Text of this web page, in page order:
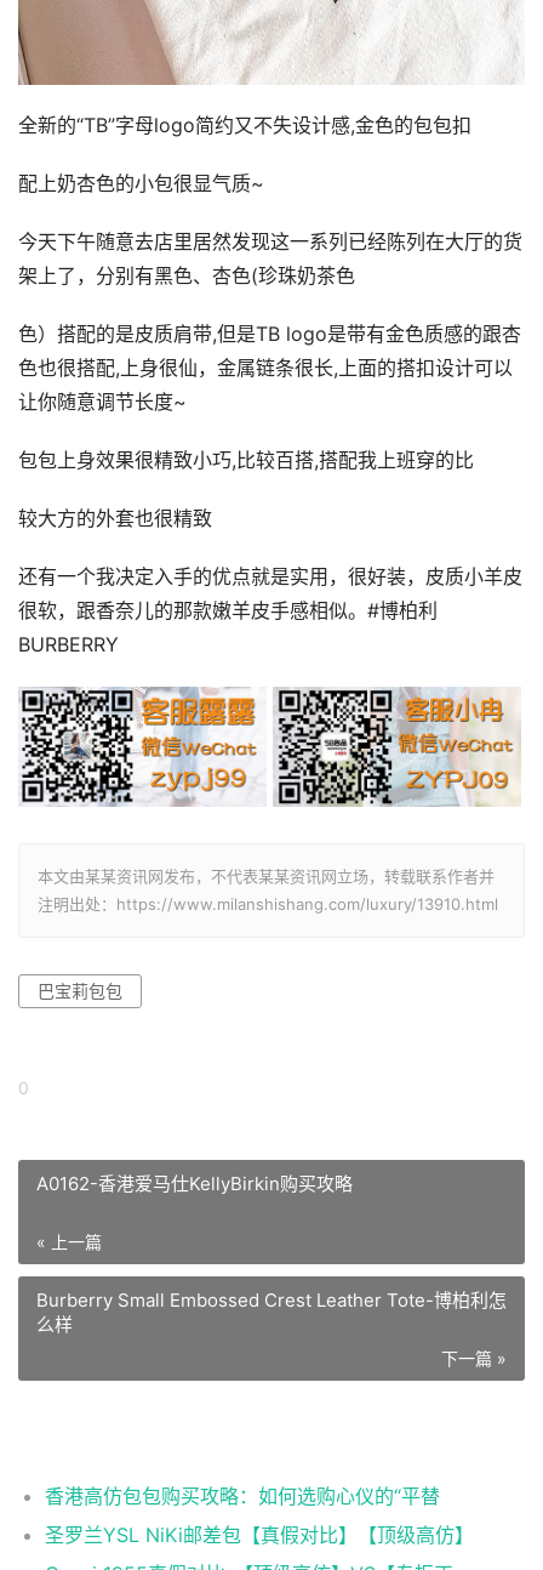
全新的“TB”字母logo简约又不失设计感,金色的包包扣
配上奶杏色的小包很显气质~
今天下午随意去店里居然发现这一系列已经陈列在大厅的货
架上了，分别有黑色、杏色(珍珠奶茶色
色）搭配的是皮质肩带,但是TB logo是带有金色质感的跟杏
色也很搭配,上身很仙，金属链条很长,上面的搭扣设计可以
让你随意调节长度~
包包上身效果很精致小巧,比较百搭,搭配我上班穿的比
较大方的外套也很精致
还有一个我决定入手的优点就是实用，很好装，皮质小羊皮
很软，跟香奈儿的那款嫩羊皮手感相似。#博柏利
BURBERRY
本文由某某资讯网发布，不代表某某资讯网立场，转载联系作者并
注明出处：https://www.milanshishang.com/luxury/13910.html
巴宝莉包包
0
A0162-香港爱马仕KellyBirkin购买攻略
« 上一篇
Burberry Small Embossed Crest Leather Tote-博柏利怎
么样
下一篇 »
香港高仿包包购买攻略：如何选购心仪的“平替
圣罗兰YSL NiKi邮差包【真假对比】【顶级高仿】